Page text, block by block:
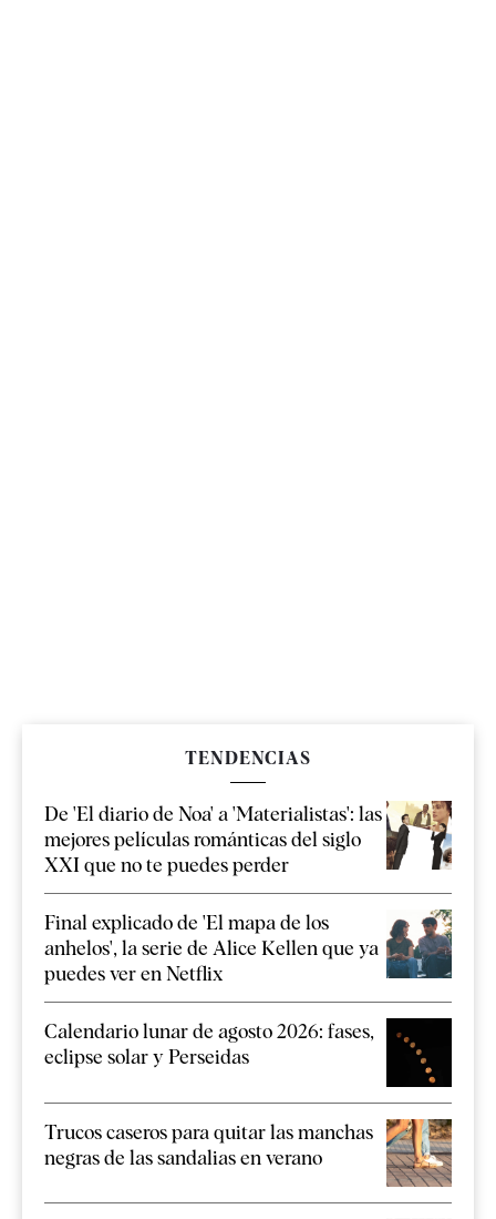
TENDENCIAS
De 'El diario de Noa' a 'Materialistas': las
mejores películas románticas del siglo
XXI que no te puedes perder
Final explicado de 'El mapa de los
anhelos', la serie de Alice Kellen que ya
puedes ver en Netflix
Calendario lunar de agosto 2026: fases,
eclipse solar y Perseidas
Trucos caseros para quitar las manchas
negras de las sandalias en verano